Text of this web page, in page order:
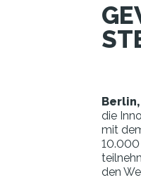
die
mit
10.000
den